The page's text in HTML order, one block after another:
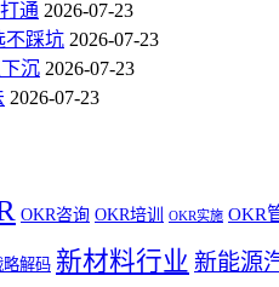
通 2026-07-23
不踩坑 2026-07-23
沉 2026-07-23
2026-07-23
OKR咨询 OKR培训 OKR实施 OKR
略解码 新材料行业 新能源